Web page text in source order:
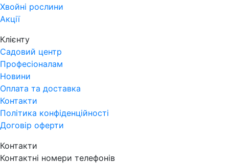
Хвойні рослини
Акції
Клієнту
Садовий центр
Професіоналам
Новини
Оплата та доставка
Контакти
Політика конфіденційності
Договір оферти
Контакти
Контактні номери телефонів